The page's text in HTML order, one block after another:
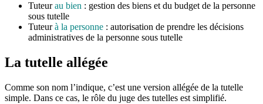
Tuteurau bien : gestion des biens et du budget de la personne
sous tutelle
Tuteurà la personne : autorisation de prendre les décisions
administratives de la personne sous tutelle
La tutelle allégée
Comme son nom l’indique, c’est une version allégée de la tutelle
simple. Dans ce cas, le rôle du juge des tutelles est simplifié.